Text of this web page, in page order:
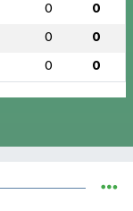
0 0
0 0
0 0